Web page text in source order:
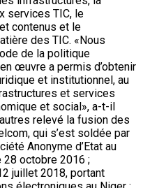
services TIC, le
contenus et le
des TIC. «Nous
de la politique
œuvre a permis d’obtenir
et institutionnel, au
et services
et social», a-t-il
relevé la fusion des
qui s’est soldée par
Anonyme d’Etat au
28 octobre 2016 ;
juillet 2018, portant